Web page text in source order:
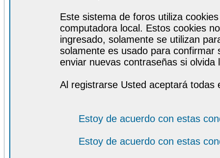
Este sistema de foros utiliza
computadora local. Estos cookies
ingresado, solamente se utilizan
solamente es usado para
enviar nuevas contraseñas si olvida
Al registrarse Usted aceptará todas
Estoy de acuerdo con estas
Estoy de acuerdo con estas